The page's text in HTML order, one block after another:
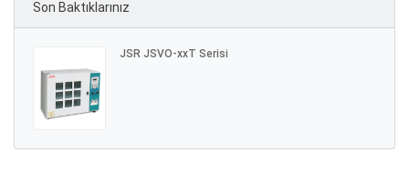
Son Baktıklarınız
JSR JSVO-xxT Serisi